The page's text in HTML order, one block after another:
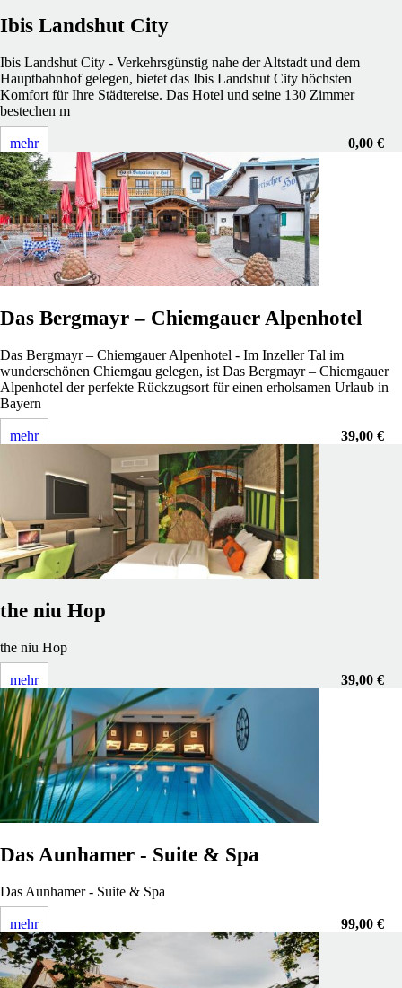
Ibis Landshut City
Ibis Landshut City - Verkehrsgünstig nahe der Altstadt und dem
Hauptbahnhof gelegen, bietet das Ibis Landshut City höchsten
Komfort für Ihre Städtereise. Das Hotel und seine 130 Zimmer
bestechen m
0,00 €
mehr
Das Bergmayr – Chiemgauer Alpenhotel
Das Bergmayr – Chiemgauer Alpenhotel - Im Inzeller Tal im
wunderschönen Chiemgau gelegen, ist Das Bergmayr – Chiemgauer
Alpenhotel der perfekte Rückzugsort für einen erholsamen Urlaub in
Bayern
39,00 €
mehr
the niu Hop
the niu Hop
39,00 €
mehr
Das Aunhamer - Suite & Spa
Das Aunhamer - Suite & Spa
99,00 €
mehr